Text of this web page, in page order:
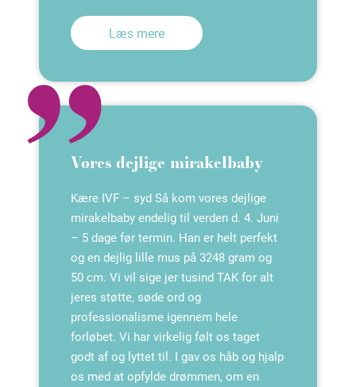
Læs mere
Vores dejlige mirakelbaby
Kære IVF – syd Så kom vores dejlige
mirakelbaby endelig til verden d. 4. Juni
– 5 dage før termin. Han er helt perfekt
og en dejlig lille mus på 3248 gram og
50 cm. Vi vil sige jer tusind TAK for alt
jeres støtte, søde ord og
professionalisme igennem hele
forløbet. Vi har virkelig følt os taget
godt af og lyttet til. I gav os håb og hjalp
os med at opfylde drømmen, om en